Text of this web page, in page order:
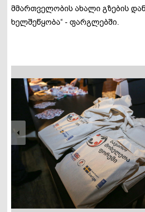
მმართველობის ახალი გზების
ხელშეწყობა“ - ფარგლებში.